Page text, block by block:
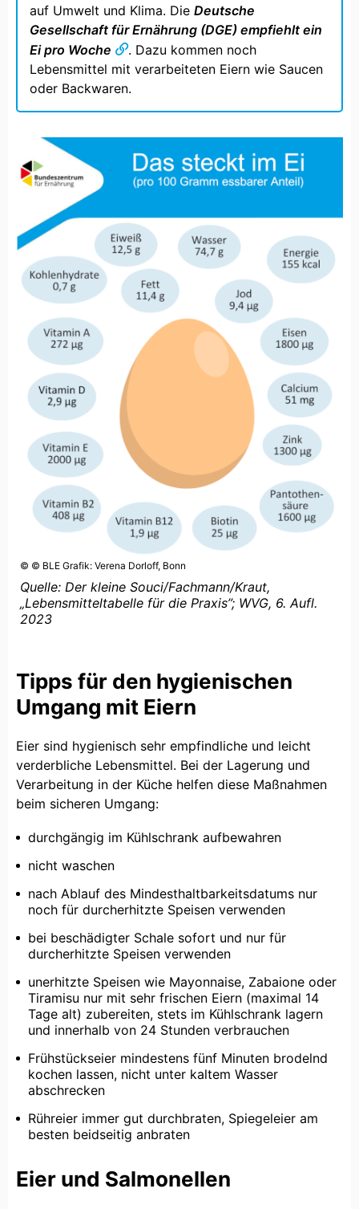
auf Umwelt und Klima. Die Deutsche
Gesellschaft für Ernährung (DGE) empfiehlt ein
Ei pro Woche
. Dazu kommen noch
Lebensmittel mit verarbeiteten Eiern wie Saucen
oder Backwaren.
© © BLE Grafik: Verena Dorloff, Bonn
Quelle: Der kleine Souci/Fachmann/Kraut,
„Lebensmitteltabelle für die Praxis”; WVG, 6. Aufl.
2023
Tipps für den hygienischen
Umgang mit Eiern
Eier sind hygienisch sehr empfindliche und leicht
verderbliche Lebensmittel. Bei der Lagerung und
Verarbeitung in der Küche helfen diese Maßnahmen
beim sicheren Umgang:
durchgängig im Kühlschrank aufbewahren
nicht waschen
nach Ablauf des Mindesthaltbarkeitsdatums nur
noch für durcherhitzte Speisen verwenden
bei beschädigter Schale sofort und nur für
durcherhitzte Speisen verwenden
unerhitzte Speisen wie Mayonnaise, Zabaione oder
Tiramisu nur mit sehr frischen Eiern (maximal 14
Tage alt) zubereiten, stets im Kühlschrank lagern
und innerhalb von 24 Stunden verbrauchen
Frühstückseier mindestens fünf Minuten brodelnd
kochen lassen, nicht unter kaltem Wasser
abschrecken
Rühreier immer gut durchbraten, Spiegeleier am
besten beidseitig anbraten
Eier und Salmonellen